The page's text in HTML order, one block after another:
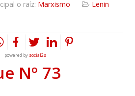
o raíz: Marxismo
Lenin
powered by social2s
Nº 73